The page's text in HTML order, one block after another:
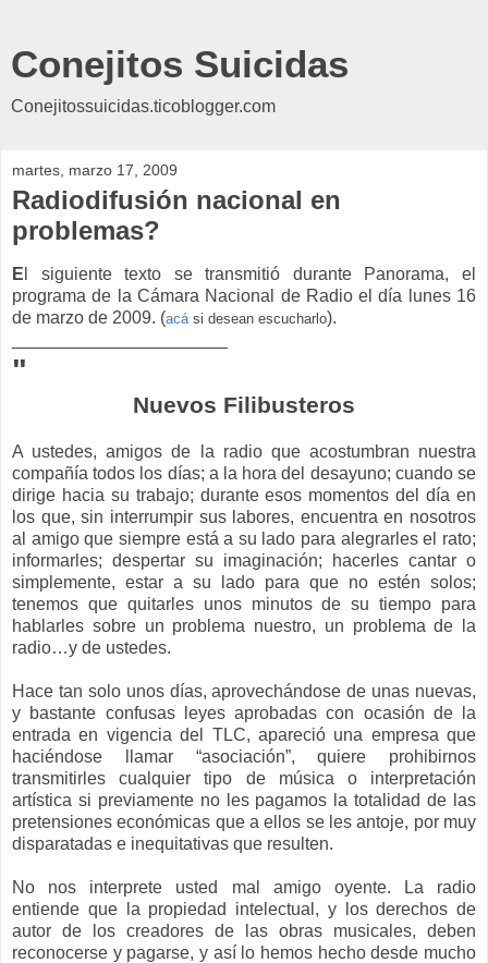
Conejitos Suicidas
Conejitossuicidas.ticoblogger.com
martes, marzo 17, 2009
Radiodifusión nacional en
problemas?
E l siguiente texto se transmitió durante Panorama, el
programa de la Cámara Nacional de Radio el día lunes 16
de marzo de 2009. (acá si desean escucharlo).
"
Nuevos Filibusteros
A ustedes, amigos de la radio que acostumbran nuestra
compañía todos los días; a la hora del desayuno; cuando se
dirige hacia su trabajo; durante esos momentos del día en
los que, sin interrumpir sus labores, encuentra en nosotros
al amigo que siempre está a su lado para alegrarles el rato;
informarles; despertar su imaginación; hacerles cantar o
simplemente, estar a su lado para que no estén solos;
tenemos que quitarles unos minutos de su tiempo para
hablarles sobre un problema nuestro, un problema de la
radio…y de ustedes.
Hace tan solo unos días, aprovechándose de unas nuevas,
y bastante confusas leyes aprobadas con ocasión de la
entrada en vigencia del TLC, apareció una empresa que
haciéndose llamar “asociación”, quiere prohibirnos
transmitirles cualquier tipo de música o interpretación
artística si previamente no les pagamos la totalidad de las
pretensiones económicas que a ellos se les antoje, por muy
disparatadas e inequitativas que resulten.
No nos interprete usted mal amigo oyente. La radio
entiende que la propiedad intelectual, y los derechos de
autor de los creadores de las obras musicales, deben
reconocerse y pagarse, y así lo hemos hecho desde mucho